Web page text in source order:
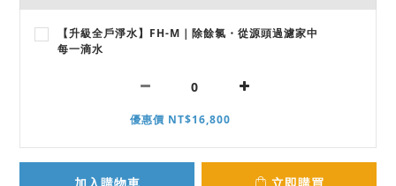
【升級全戶淨水】FH-M｜除餘氯・從源頭過濾家中
每一滴水
優惠價 NT$16,800